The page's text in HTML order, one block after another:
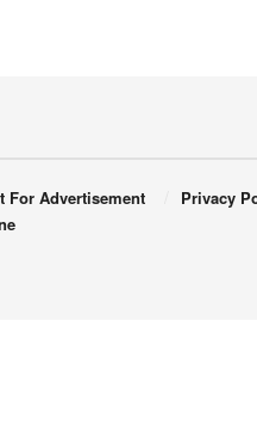
For Advertisement Privacy